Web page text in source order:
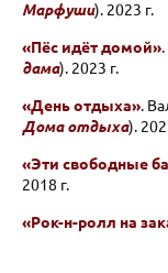
Марфуши). 2023 г.
«Пёс идёт домой»
дама). 2023 г.
«День отдыха».
Дома отдыха).
«Эти свободные
2018 г.
«Рок-н-ролл на